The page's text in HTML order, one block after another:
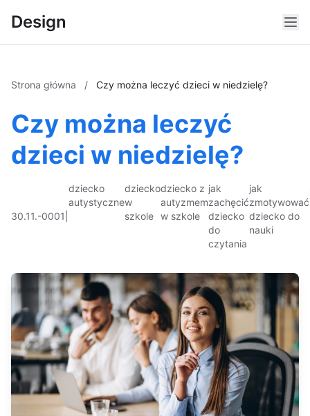
Design
Strona główna / Czy można leczyć dzieci w niedzielę?
Czy można leczyć
dzieci w niedzielę?
30.11.-0001
dziecko
autystyczne
dziecko
w
szkole
dziecko z
autyzmem
w szkole
jak
zachęcić
dziecko
do
czytania
jak
zmotywować
dziecko do
nauki